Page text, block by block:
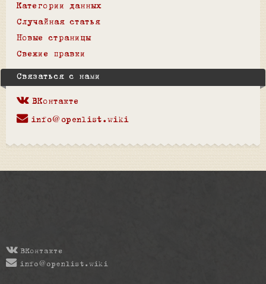
Категории данных
Случайная статья
Новые страницы
Свежие правки
Связаться с нами
ВКонтакте
info@openlist.wiki
ВКонтакте
info@openlist.wiki